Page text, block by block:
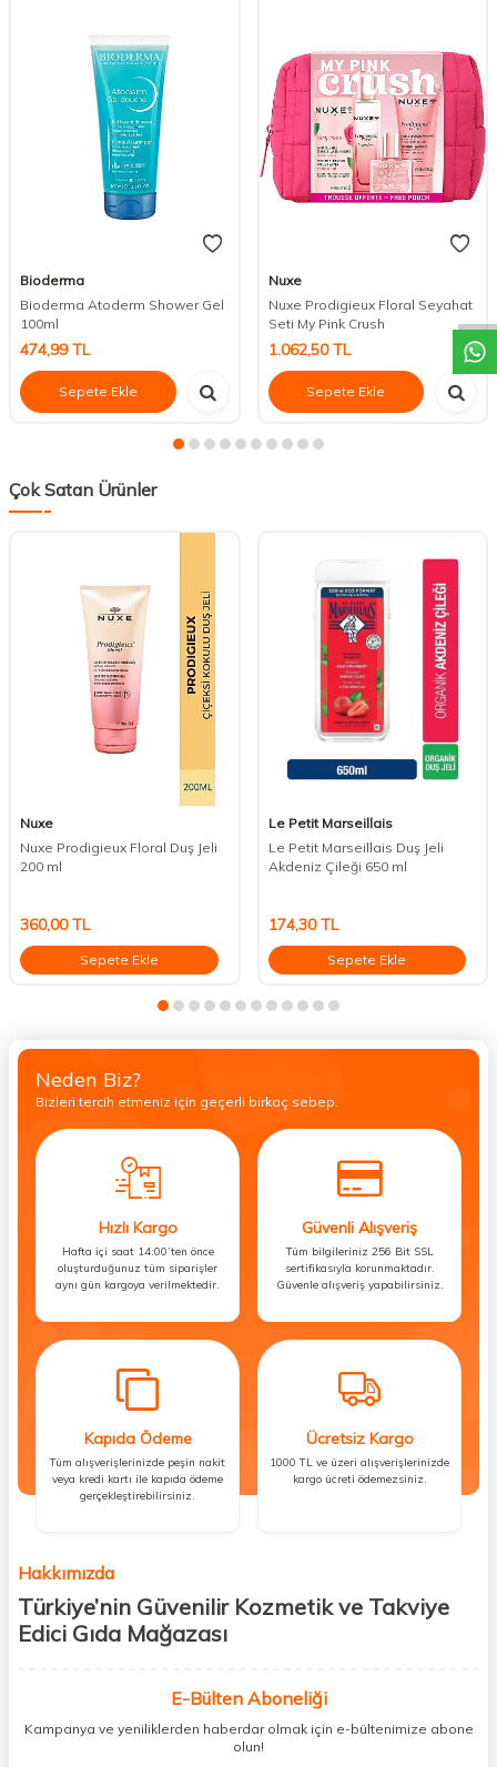
DESTEK
Bioderma
Bioderma Atoderm Shower Gel
100ml
474,99TL
Sepete Ekle
Nuxe
Nuxe Prodigieux Floral Seyahat
Seti My Pink Crush
1.062,50TL
Sepete Ekle
Çok Satan Ürünler
Nuxe
Nuxe Prodigieux Floral Duş Jeli
200 ml
360,00TL
Sepete Ekle
Le Petit Marseillais
Le Petit Marseillais Duş Jeli
Akdeniz Çileği 650 ml
174,30TL
Sepete Ekle
Neden Biz?
Bizleri tercih etmeniz için geçerli birkaç sebep.
Hızlı Kargo
Hafta içi saat 14:00’ten önce
oluşturduğunuz tüm siparişler
aynı gün kargoya verilmektedir.
Güvenli Alışveriş
Tüm bilgileriniz 256 Bit SSL
sertifikasıyla korunmaktadır.
Güvenle alışveriş yapabilirsiniz.
Kapıda Ödeme
Tüm alışverişlerinizde peşin nakit
veya kredi kartı ile kapıda ödeme
gerçekleştirebilirsiniz.
Ücretsiz Kargo
1000 TL ve üzeri alışverişlerinizde
kargo ücreti ödemezsiniz.
Hakkımızda
Türkiye’nin Güvenilir Kozmetik ve Takviye
Edici Gıda Mağazası
kişisel bakım hem de takviye edici gıda ürünlerini sizlerle
buluşturuyoruz. Artık mağaza mağaza dolaşmanıza gerek yok;
ihtiyacınız olan her şeyi tek bir çatı altında topluyor ve kapınıza kadar
E-Bülten Aboneliği
Kampanya ve yeniliklerden haberdar olmak için e-bültenimize abone
olun!